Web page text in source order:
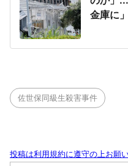
金庫に
佐世保同級生殺害事件